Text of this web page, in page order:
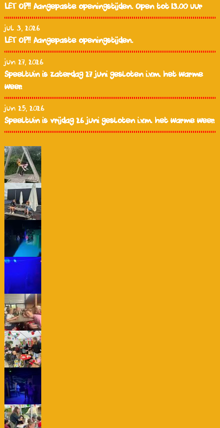
LET OP!! Aangepaste openingstijden. Open tot 13.00 uur
jul 3, 2026
LET OP!! Aangepaste openingstijden.
jun 27, 2026
Speeltuin is zaterdag 27 juni gesloten i.v.m. het warme
weer.
jun 25, 2026
Speeltuin is vrijdag 26 juni gesloten i.v.m. het warme weer.